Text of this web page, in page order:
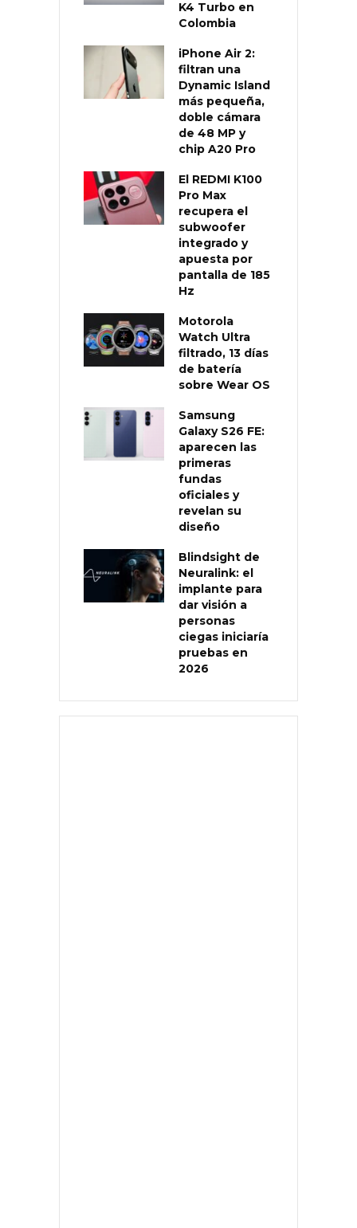
K4 Turbo en
Colombia
iPhone Air 2:
filtran una
Dynamic Island
más pequeña,
doble cámara
de 48 MP y
chip A20 Pro
El REDMI K100
Pro Max
recupera el
subwoofer
integrado y
apuesta por
pantalla de 185
Hz
Motorola
Watch Ultra
filtrado, 13 días
de batería
sobre Wear OS
Samsung
Galaxy S26 FE:
aparecen las
primeras
fundas
oficiales y
revelan su
diseño
Blindsight de
Neuralink: el
implante para
dar visión a
personas
ciegas iniciaría
pruebas en
2026